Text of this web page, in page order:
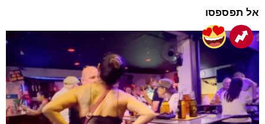
אל תפספסו